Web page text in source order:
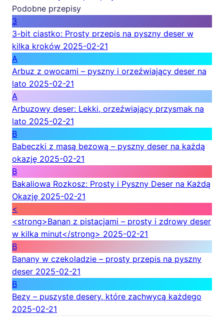
Podobne przepisy
3
3-bit ciastko: Prosty przepis na pyszny deser w
kilka kroków 2025-02-21
A
Arbuz z owocami – pyszny i orzeźwiający deser na
lato 2025-02-21
A
Arbuzowy deser: Lekki, orzeźwiający przysmak na
lato 2025-02-21
B
Babeczki z masą bezową – pyszny deser na każdą
okazję 2025-02-21
B
Bakaliowa Rozkosz: Prosty i Pyszny Deser na Każdą
Okazję 2025-02-21
<
<strong>Banan z pistacjami – prosty i zdrowy deser
w kilka minut</strong> 2025-02-21
B
Banany w czekoladzie – prosty przepis na pyszny
deser 2025-02-21
B
Bezy – puszyste desery, które zachwycą każdego
2025-02-21